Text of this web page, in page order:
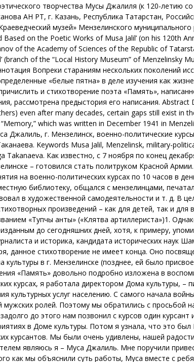
творчества Мусы Джалиля (к 120-летию
АН РТ, г. Казань, Республика Татарстан,
музей» Мензелинского муниципального
on the Poetic Works of Musa Jalil’ (on his 120th
of the Academy of Sciences of the Republic of
(branch of the “Local History Museum” of Menzelinsky
Вопреки стараниям нескольких поколений
«белые пятна» в деле изучения как
и стихотворение поэта «Память»,
рассмотрена предыстория его написания.
even after many decades, certain gaps still exist in
which was written in December 1941 in
г. Мензелинск, военно-политические
Keywords Musa Jalil, Menzelinsk, military-
Tаkanaeva. Как известно, с 7 ноября по конец
– готовился стать политруком Красной
на военно-политических курсах по 10 часов в
библиотеку, общался с мензелинцами,
в художественной самодеятельности и т. д. В
произведений – как для детей, так и для
«Тупчы анты» («Клятва артиллериста»)1.
до сегодняшних дней, хотя, к примеру,
и историка, кандидата исторических наук
данное стихотворение не имеет конца. Оно
в г. Мензелинске (позднее, ей было
«Память» довольно подробно изложена в
курсах, я работала директором Дома культуры, –
культурных услуг населению. С самого начала
мужских ролей. Поэтому мы обратились с просьбой
до этого нам позвонил с курсов один
в Доме культуры. Потом я узнала, что это
курсантов. Мы были очень удивлены, нашей
являюсь я – Муса Джалиль. Мне поручили
как мы объяснили суть работы, Муса вместе с